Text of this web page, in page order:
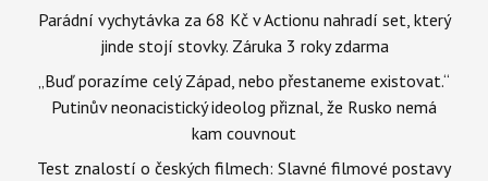
Parádní vychytávka za 68 Kč v Actionu nahradí set, který
jinde stojí stovky. Záruka 3 roky zdarma
„Buď porazíme celý Západ, nebo přestaneme existovat.“
Putinův neonacistický ideolog přiznal, že Rusko nemá
kam couvnout
Test znalostí o českých filmech: Slavné filmové postavy